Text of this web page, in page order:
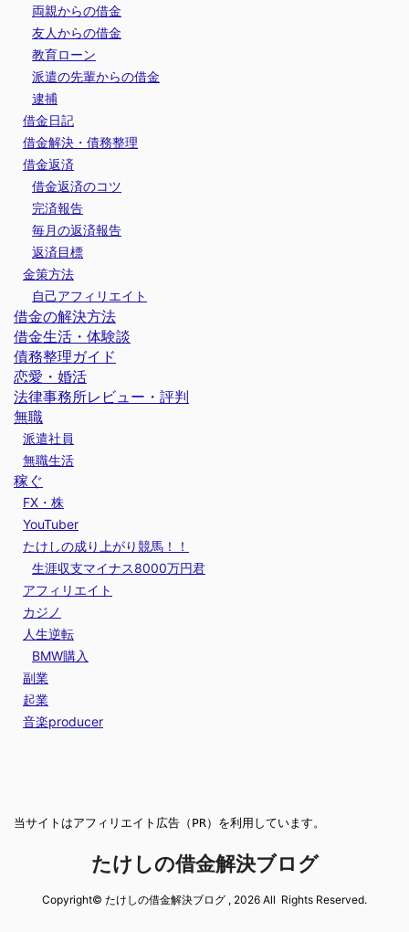
両親からの借金
友人からの借金
教育ローン
派遣の先輩からの借金
逮捕
借金日記
借金解決・債務整理
借金返済
借金返済のコツ
完済報告
毎月の返済報告
返済目標
金策方法
自己アフィリエイト
借金の解決方法
借金生活・体験談
債務整理ガイド
恋愛・婚活
法律事務所レビュー・評判
無職
派遣社員
無職生活
稼ぐ
FX・株
YouTuber
たけしの成り上がり競馬！！
生涯収支マイナス8000万円君
アフィリエイト
カジノ
人生逆転
BMW購入
副業
起業
音楽producer
当サイトはアフィリエイト広告（PR）を利用しています。
たけしの借金解決ブログ
Copyright© たけしの借金解決ブログ , 2026 All Rights Reserved.